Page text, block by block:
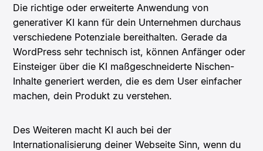
Die richtige oder erweiterte Anwendung von
generativer KI kann für dein Unternehmen durchaus
verschiedene Potenziale bereithalten. Gerade da
WordPress sehr technisch ist, können Anfänger oder
Einsteiger über die KI maßgeschneiderte Nischen-
Inhalte generiert werden, die es dem User einfacher
machen, dein Produkt zu verstehen.
Des Weiteren macht KI auch bei der
Internationalisierung deiner Webseite Sinn, wenn du